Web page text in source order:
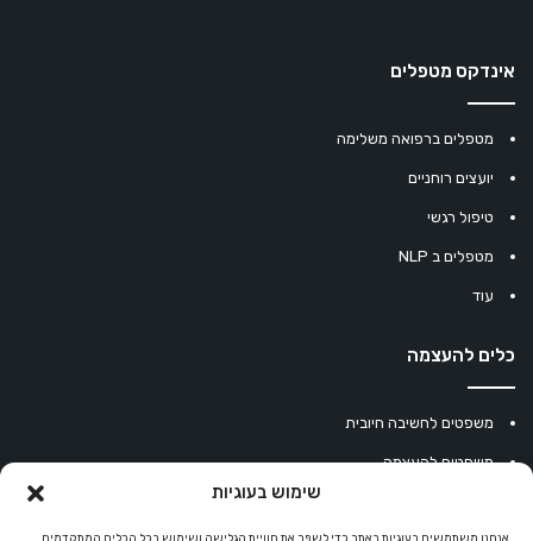
שימוש בעוגיות
אינדקס מטפלים
מטפלים ברפואה משלימה
יועצים רוחניים
טיפול רגשי
מטפלים ב NLP
עוד
כלים להעצמה
משפטים לחשיבה חיובית
משפטים להעצמה